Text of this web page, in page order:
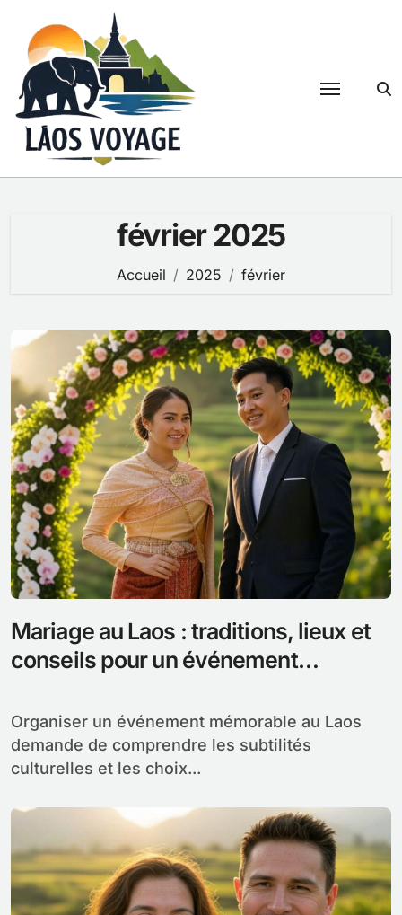
contenu
février 2025
Accueil 2025 février
Mariage au Laos : traditions, lieux et
conseils pour un événement
Organiser un événement mémorable au Laos
demande de comprendre les subtilités
culturelles et les choix...